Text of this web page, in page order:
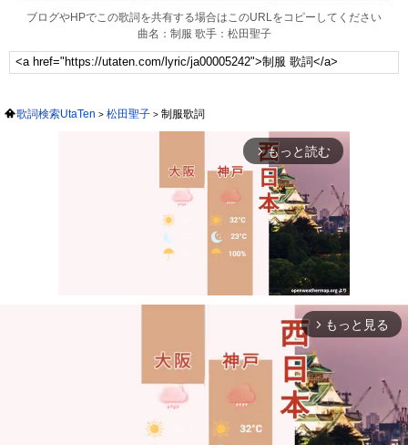
ブログやHPでこの歌詞を共有する場合はこのURLをコピーしてください
曲名：制服 歌手：松田聖子
歌詞検索UtaTen 松田聖子 制服歌詞
arrow_forward_ios もっと読む
Mute
arrow_forward_ios もっと見る